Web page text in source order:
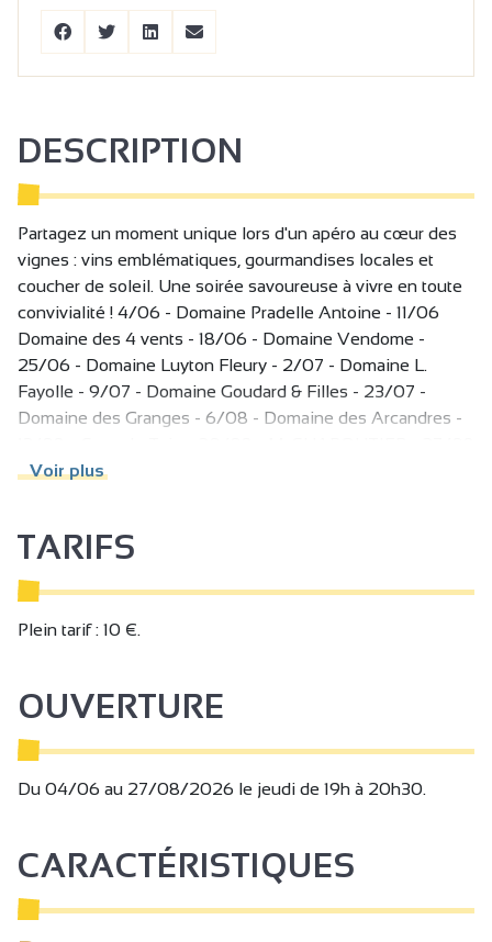
DESCRIPTION
Partagez un moment unique lors d'un apéro au cœur des
vignes : vins emblématiques, gourmandises locales et
coucher de soleil. Une soirée savoureuse à vivre en toute
convivialité ! 4/06 - Domaine Pradelle Antoine - 11/06
Domaine des 4 vents - 18/06 - Domaine Vendome -
25/06 - Domaine Luyton Fleury - 2/07 - Domaine L.
Fayolle - 9/07 - Domaine Goudard & Filles - 23/07 -
Domaine des Granges - 6/08 - Domaine des Arcandres -
- Domaine de Gouye
Voir plus
TARIFS
Plein tarif : 10 €.
OUVERTURE
Du 04/06 au 27/08/2026 le jeudi de 19h à 20h30.
CARACTÉRISTIQUES